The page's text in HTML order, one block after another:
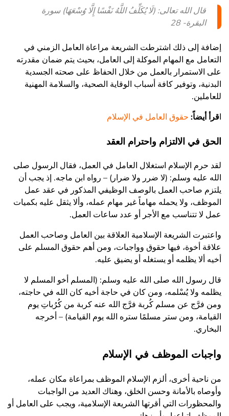
قال الله تعالى: (لَا يُكَلِّفُ اللَّهُ نَفْسًا إِلَّا وُسْعَهَا) سورة
البقرة- 28
إضافة إلى ذلك اشترطت الشريعة مراعاة العامل الزمني في
التعامل مع المهام الموكلة إلى العامل، بحيث يتم ضمان مقدرته
على الاستمرار بالعمل من خلال الحفاظ على صحته الجسدية
البدنية، وتوفير كافة أسباب الوقاية الصحية، والسلامة المهنية
للعاملين.
اقرأ أيضاً: حقوق العامل في الإسلام
الحق في الالتزام واحترام العقد
لقد حرم الإسلام استغلال العامل في العمل، فقال الرسول صلى
الله عليه وسلم: (لا ضرر ولا ضرار) – رواه ابن ماجه. إذ يجب أن
يلتزم صاحب العمل بالوصف الوظيفي المذكور في عقد عمل
الموظف، ولا يحمله مهاماً غير مهام عمله، وألا يثقل عليه بكميات
عمل لا تتناسب مع الأجر أو عدد ساعات العمل.
واعتبرت الشريعة الإسلامية العلاقة بين العامل وصاحب العمل
علاقة أخوة، فيها حقوق وواجبات، ومن أهم حقوق المسلم على
أخيه ألا يظلمه أو يستغله أو يضيق عليه.
قال رسول الله صلى الله عليه وسلم: (المسلم أخو المسلم لا
يظلمه ولا يُسْلمه، ومن كان في حاجة أخيه كان الله في حاجته،
ومن فرَّج عن مسلم كُربة فرَّج الله عنه كربة من كُرُباتِ يوم
القيامة، ومن ستر مسلمًا ستره الله يوم القيامة) – أخرجه
البخاري.
واجبات الموظف في الإسلام
من ناحية أخرى، ألزم الإسلام الموظف بمراعاة مكان عمله،
وأوصاه بالأمانة وحسن الخلق، وهناك العديد من الواجبات
والمحظورات التي أقرتها الشريعة الإسلامية، ويجب على العامل أو